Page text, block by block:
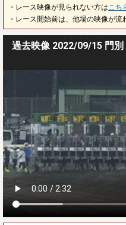
・レース映像が見られない方は こち
・レース開始前は、他場の映像が流
過去映像 2022/09/15 門別